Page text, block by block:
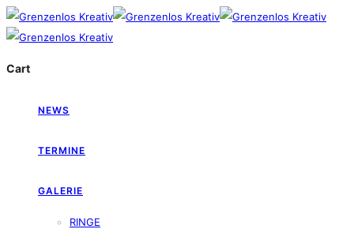
Cart
NEWS
TERMINE
GALERIE
RINGE